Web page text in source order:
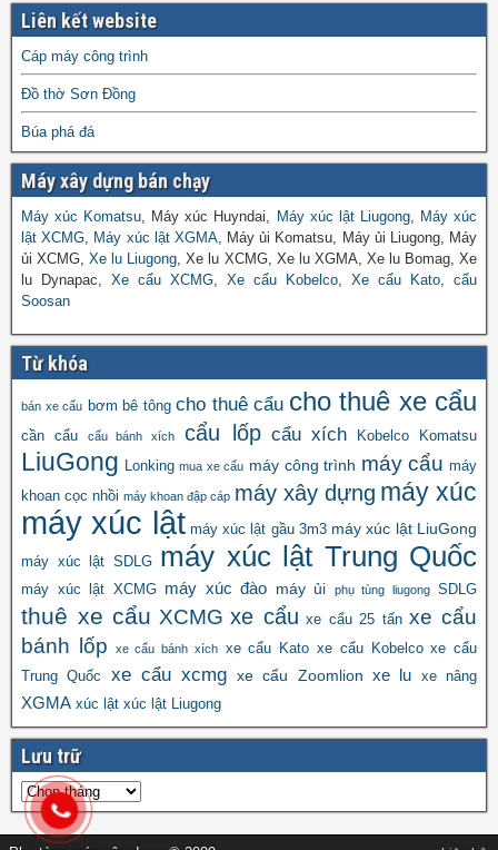
Liên kết website
Cáp máy công trình
Đồ thờ Sơn Đồng
Búa phá đá
Máy xây dựng bán chạy
Máy xúc Komatsu , Máy xúc Huyndai, Máy xúc lật Liugong, Máy xúc
lật XCMG Máy xúc lật XGMA, Máy ủi Komatsu, Máy ủi Liugong, Máy
ủi XCMG,Xe lu Liugong , Xe lu XCMG, Xe lu XGMA, Xe lu Bomag, Xe
lu Dynapac, Xe cẩu XCMG Xe cẩu Kobelco Xe cẩu Kato
cẩu
Soosan
Từ khóa
bán xe cẩu bơm bê tông cho thuê cẩu cho thuê xe cẩu
cần cẩu cẩu bánh xích cẩu lốp cẩu xích Kobelco Komatsu
LiuGong Lonking mua xe cẩu máy công trình máy cẩu máy
khoan cọc nhồi máy khoan đập cáp máy xây dựng máy xúc
máy xúc lật máy xúc lật gầu 3m3 máy xúc lật LiuGong
máy xúc lật SDLG máy xúc lật Trung Quốc
máy xúc lật XCMG máy xúc đào máy ủi phụ tùng liugong SDLG
thuê xe cẩu XCMG xe cẩu xe cẩu 25 tấn xe cẩu
bánh lốp
xe cẩu bánh xích xe cẩu Kato xe cẩu Kobelco xe cẩu
Trung Quốc
xe cẩu xcmg xe cẩu Zoomlion xe lu xe nâng
XGMA xúc lật xúc lật Liugong
Lưu trữ